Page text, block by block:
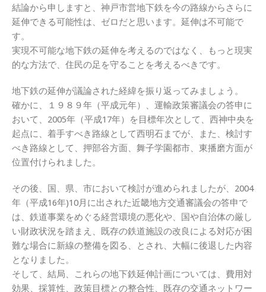
結論から申しますと、神戸市営地下鉄を今の路線からさらに
延伸できる可能性は、ゼロだと思います。延伸は不可能で
す。
実現不可能な地下鉄の延伸を考えるのではなく、もっと現実
的な方法で、住民の足を守ることを考えるべきです。
地下鉄の延伸が議論された経緯を振り返ってみましょう。
確かに、１９８９年（平成元年）、運輸政策審議会の答申に
おいて、2005年（平成17年）を目標年次として、西神中央を
起点に、着手すべき路線として西明石までが、また、検討す
べき路線として、押部谷方面、舞子学園都市、東播磨方面が
位置付けられました。
その後、国、県、市において検討が進められましたが、2004
年（平成16年)10月に出された近畿地方交通審議会の答申で
は、鉄道事業をめぐる経営環境の悪化や、国や自治体の厳し
い財政状況を踏まえ、既存の鉄道施設の改良による対応が困
難な場合に新線の整備を図る、とされ、大幅に後退した内容
となりました。
そして、結局、これらの地下鉄延伸計画については、費用対
効果、採算性、政策目標との整合性、既存の交通ネットワー